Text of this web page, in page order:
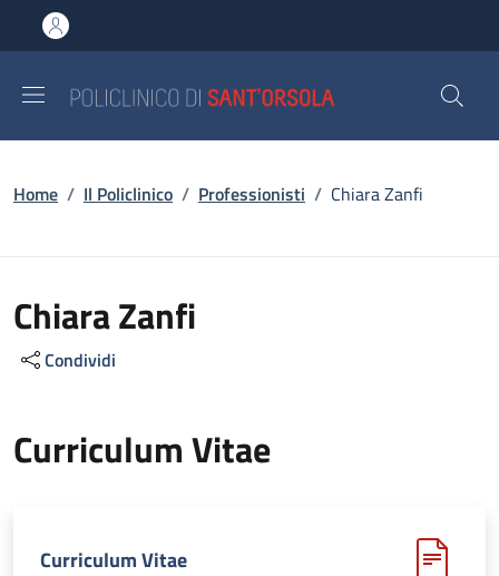
al contenuto principale
to footer content
Briciole di pane
Home / Il Policlinico / Professionisti / Chiara Zanfi
Chiara Zanfi
Condividi
Curriculum Vitae
Curriculum Vitae